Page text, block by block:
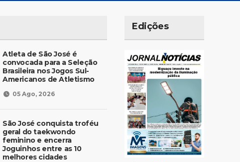
Atleta de São José é
convocada para a Seleção
Brasileira nos Jogos Sul-
Americanos de Atletismo
05 Ago, 2026
São José conquista troféu
geral do taekwondo
feminino e encerra
Joguinhos entre as 10
melhores cidades
Edições